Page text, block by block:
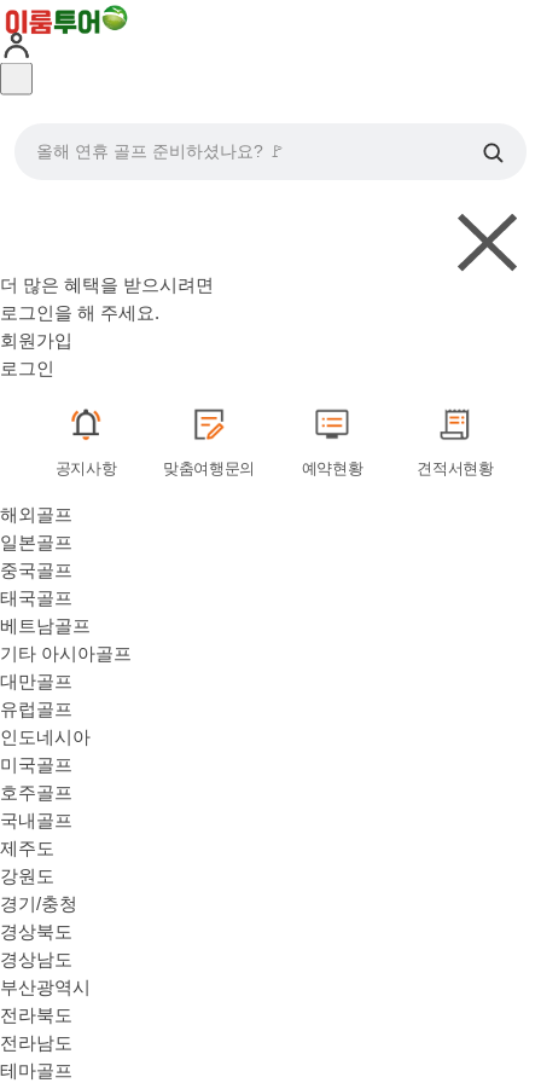
올해 연휴 골프 준비하셨나요? 🚩
더 많은 혜택을 받으시려면
로그인 을 해 주세요.
회원가입
로그인
공지사항 맞춤여행문의 예약현황 견적서현황
해외골프
일본골프
중국골프
태국골프
베트남골프
기타 아시아골프
대만골프
유럽골프
인도네시아
미국골프
호주골프
국내골프
제주도
강원도
경기/충청
경상북도
경상남도
부산광역시
전라북도
전라남도
테마골프